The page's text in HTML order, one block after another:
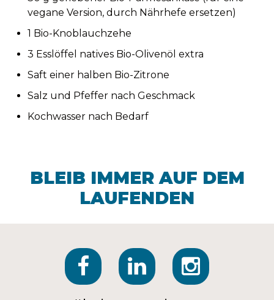
vegane Version, durch Nährhefe ersetzen)
1 Bio-Knoblauchzehe
3 Esslöffel natives Bio-Olivenöl extra
Saft einer halben Bio-Zitrone
Salz und Pfeffer nach Geschmack
Kochwasser nach Bedarf
BLEIB IMMER AUF DEM
LAUFENDEN